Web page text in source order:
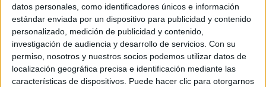
datos personales, como identificadores únicos e información
estándar enviada por un dispositivo para publicidad y contenido
personalizado, medición de publicidad y contenido,
investigación de audiencia y desarrollo de servicios. Con su
permiso, nosotros y nuestros socios podemos utilizar datos de
localización geográfica precisa e identificación mediante las
características de dispositivos. Puede hacer clic para otorgarnos
SHARE
SHARE